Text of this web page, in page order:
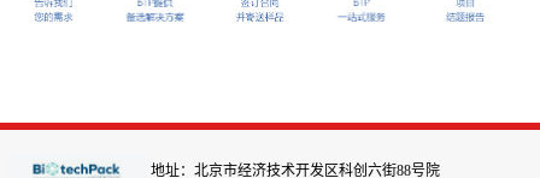
地址：北京市经济技术开发区科创六街88号院